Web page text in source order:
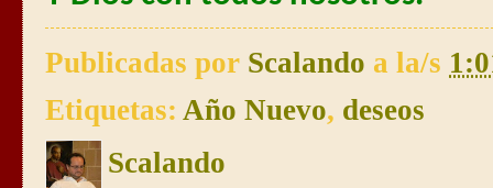
Publicadas por Scalando a la/s
Etiquetas: Año Nuevo, deseos
Scalando